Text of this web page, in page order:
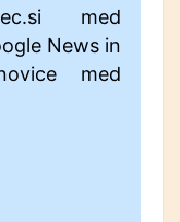
med
News in
med